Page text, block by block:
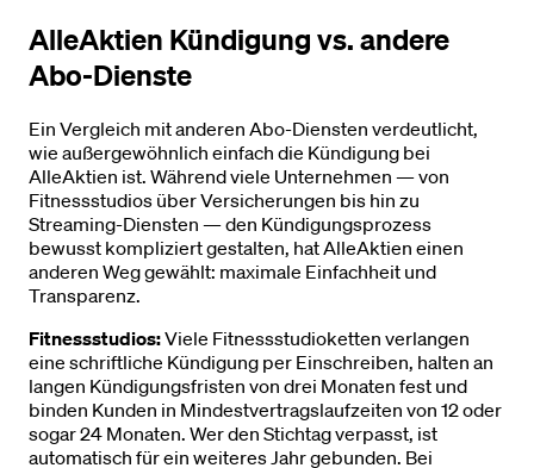
AlleAktien Kündigung vs. andere
Abo-Dienste
Ein Vergleich mit anderen Abo-Diensten verdeutlicht,
wie außergewöhnlich einfach die Kündigung bei
AlleAktien ist. Während viele Unternehmen — von
Fitnessstudios über Versicherungen bis hin zu
Streaming-Diensten — den Kündigungsprozess
bewusst kompliziert gestalten, hat AlleAktien einen
anderen Weg gewählt: maximale Einfachheit und
Transparenz.
Fitnessstudios:Viele Fitnessstudioketten verlangen
eine schriftliche Kündigung per Einschreiben, halten an
langen Kündigungsfristen von drei Monaten fest und
binden Kunden in Mindestvertragslaufzeiten von 12 oder
sogar 24 Monaten. Wer den Stichtag verpasst, ist
automatisch für ein weiteres Jahr gebunden. Bei